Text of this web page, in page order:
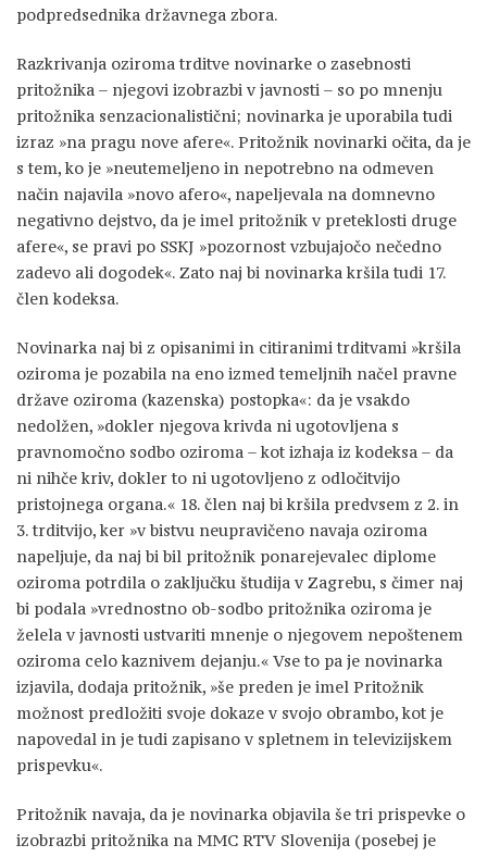
podpredsednika državnega zbora.
Razkrivanja oziroma trditve novinarke o zasebnosti
pritožnika – njegovi izobrazbi v javnosti – so po mnenju
pritožnika senzacionalistični; novinarka je uporabila tudi
izraz »na pragu nove afere«. Pritožnik novinarki očita, da je
s tem, ko je »neutemeljeno in nepotrebno na odmeven
način najavila »novo afero«, napeljevala na domnevno
negativno dejstvo, da je imel pritožnik v preteklosti druge
afere«, se pravi po SSKJ »pozornost vzbujajočo nečedno
zadevo ali dogodek«. Zato naj bi novinarka kršila tudi 17.
člen kodeksa.
Novinarka naj bi z opisanimi in citiranimi trditvami »kršila
oziroma je pozabila na eno izmed temeljnih načel pravne
države oziroma (kazenska) postopka«: da je vsakdo
nedolžen, »dokler njegova krivda ni ugotovljena s
pravnomočno sodbo oziroma – kot izhaja iz kodeksa – da
ni nihče kriv, dokler to ni ugotovljeno z odločitvijo
pristojnega organa.« 18. člen naj bi kršila predvsem z 2. in
3. trditvijo, ker »v bistvu neupravičeno navaja oziroma
napeljuje, da naj bi bil pritožnik ponarejevalec diplome
oziroma potrdila o zaključku študija v Zagrebu, s čimer naj
bi podala »vrednostno ob-sodbo pritožnika oziroma je
želela v javnosti ustvariti mnenje o njegovem nepoštenem
oziroma celo kaznivem dejanju.« Vse to pa je novinarka
izjavila, dodaja pritožnik, »še preden je imel Pritožnik
možnost predložiti svoje dokaze v svojo obrambo, kot je
napovedal in je tudi zapisano v spletnem in televizijskem
prispevku«.
Pritožnik navaja, da je novinarka objavila še tri prispevke o
izobrazbi pritožnika na MMC RTV Slovenija (posebej je